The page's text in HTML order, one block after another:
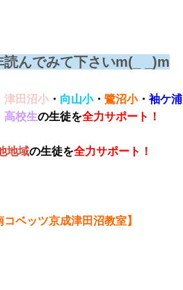
んでみて下さいm(_ _)m
津田沼小 ・ 向山小・ 鷺沼小・ 袖ケ浦
高校生の生徒を全力サポート！
地域の生徒を全力サポート！
コベッツ京成津田沼教室】